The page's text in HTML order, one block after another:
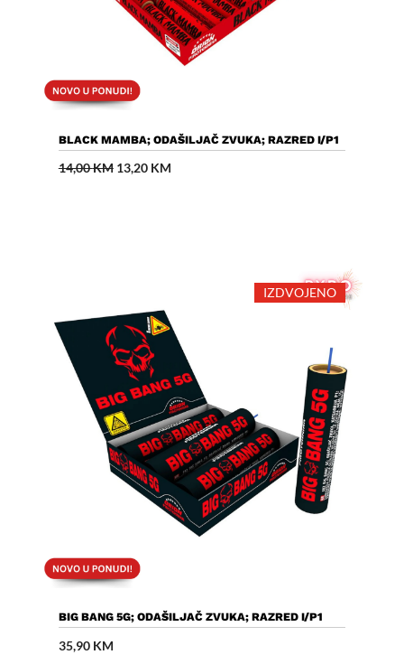
Dodaj U Košaricu
BLACK MAMBA; ODAŠILJAČ ZVUKA; RAZRED I/P1
14,00KM Izvorna
13,20 KMTrenutna
IZDVOJENO
Dodaj U Košaricu
BIG BANG 5G; ODAŠILJAČ ZVUKA; RAZRED I/P1
35,90 KM